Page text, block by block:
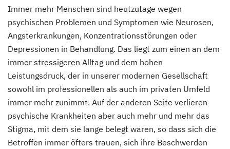
Immer mehr Menschen sind heutzutage wegen
psychischen Problemen und Symptomen wie Neurosen,
Angsterkrankungen, Konzentrationsstörungen oder
Depressionen in Behandlung. Das liegt zum einen an dem
immer stressigeren Alltag und dem hohen
Leistungsdruck, der in unserer modernen Gesellschaft
sowohl im professionellen als auch im privaten Umfeld
immer mehr zunimmt. Auf der anderen Seite verlieren
psychische Krankheiten aber auch mehr und mehr das
Stigma, mit dem sie lange belegt waren, so dass sich die
Betroffen immer öfters trauen, sich ihre Beschwerden